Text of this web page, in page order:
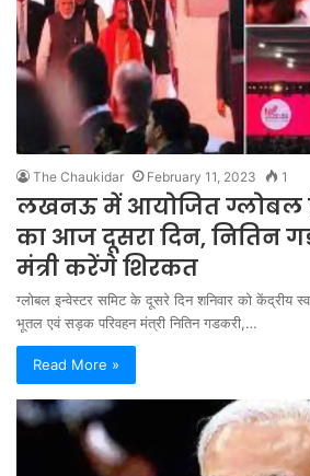
The Chaukidar February 11, 2023 1
लखनऊ में आयोजित ग्लोबल
का आज दूसरा दिन, नितिन
मंत्री करेंगे शिरकत
ग्लोबल इन्वेस्टर समिट के दूसरे दिन शनिवार को केंद्रीय
भूतल एवं सड़क परिवहन मंत्री नितिन गडकरी,…
Read More »